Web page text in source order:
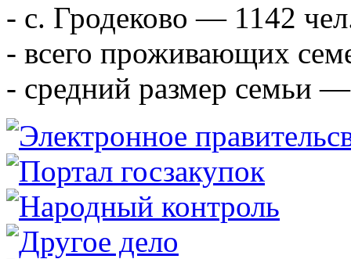
- с. Гродеково — 1142
- всего проживающих
- средний размер семьи